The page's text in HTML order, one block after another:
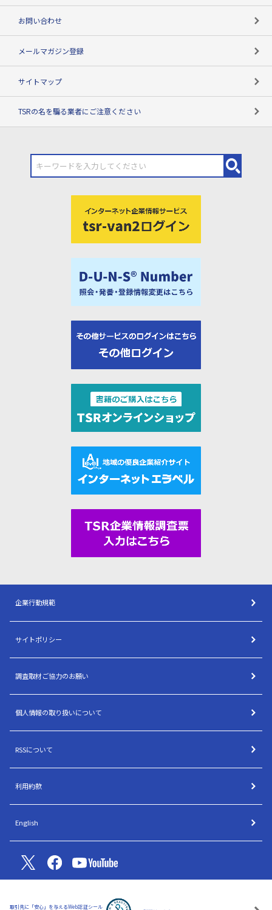
お問い合わせ
メールマガジン登録
サイトマップ
TSRの名を騙る業者にご注意ください
企業行動規範
サイトポリシー
調査取材ご協力のお願い
個人情報の取り扱いについて
RSSについて
利用約款
English
取引先に「安心」を与えるWeb認証シール